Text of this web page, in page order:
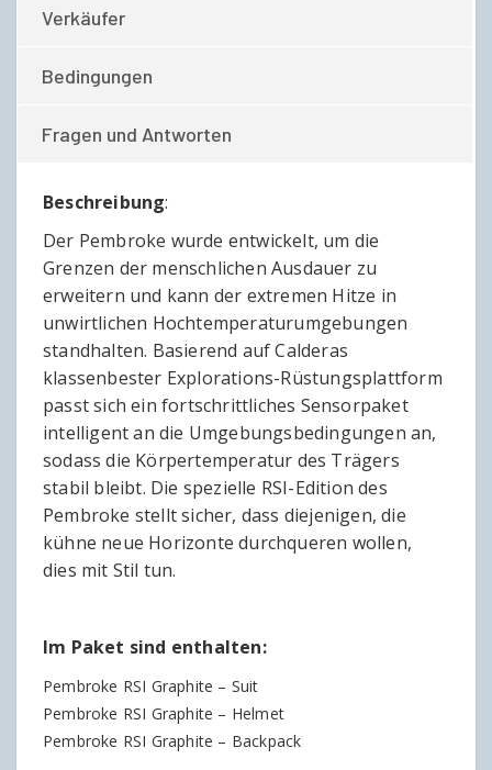
Verkäufer
Bedingungen
Fragen und Antworten
Beschreibung:
Der Pembroke wurde entwickelt, um die
Grenzen der menschlichen Ausdauer zu
erweitern und kann der extremen Hitze in
unwirtlichen Hochtemperaturumgebungen
standhalten. Basierend auf Calderas
klassenbester Explorations-Rüstungsplattform
passt sich ein fortschrittliches Sensorpaket
intelligent an die Umgebungsbedingungen an,
sodass die Körpertemperatur des Trägers
stabil bleibt. Die spezielle RSI-Edition des
Pembroke stellt sicher, dass diejenigen, die
kühne neue Horizonte durchqueren wollen,
dies mit Stil tun.
Im Paket sind enthalten:
Pembroke RSI Graphite – Suit
Pembroke RSI Graphite – Helmet
Pembroke RSI Graphite – Backpack